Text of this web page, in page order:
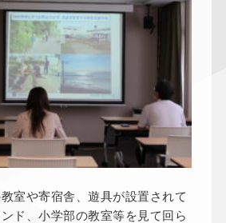
室や寄宿舎、遊具が設置されて
ド、小学部の教室等を見て回ら